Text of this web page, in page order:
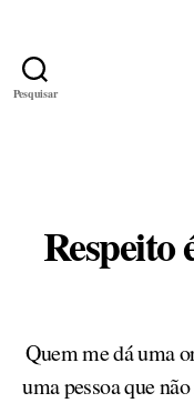
Pesquisar
Respeito
Quem me dá uma
uma pessoa que